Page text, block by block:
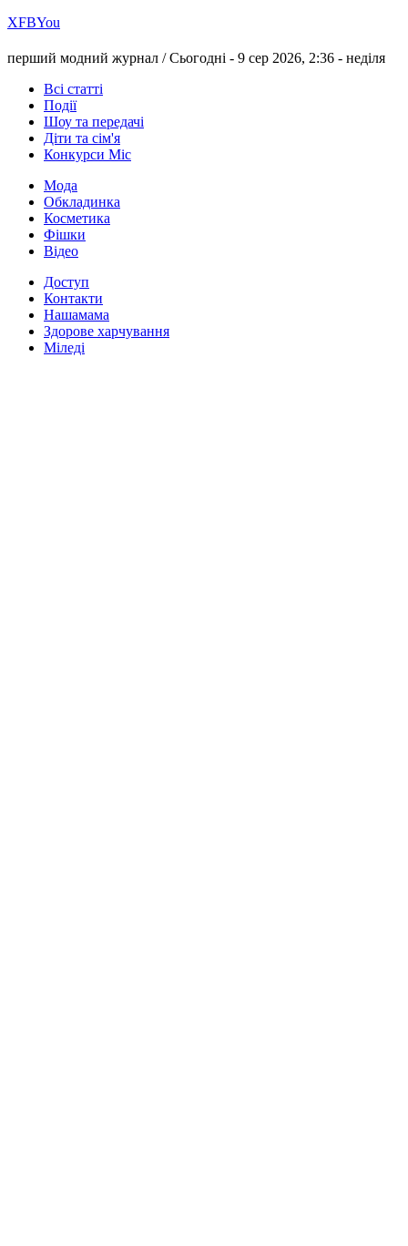
ХFBYou
перший модний журнал /Сьогодні - 9 сер 2026, 2:36 - неділя
Всі статті
Події
Шоу та передачі
Діти та сім'я
Конкурси Міс
Мода
Обкладинка
Косметика
Фішки
Відео
Доступ
Контакти
Нашамама
Здорове харчування
Міледі